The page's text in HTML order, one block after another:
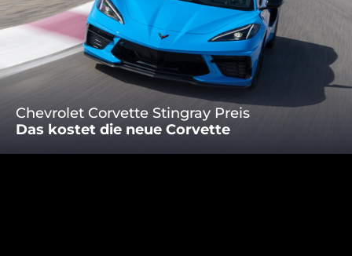
Chevrolet Corvette Stingray Preis
Das kostet die neue Corvette